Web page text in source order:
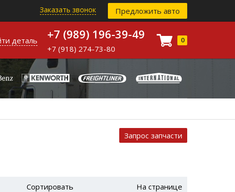
Заказать звонок Предложить авто
деталь +7 (989) 196-39-49
+7 (918) 274-73-80
0
Запрос запчасти
Сортировать
На странице